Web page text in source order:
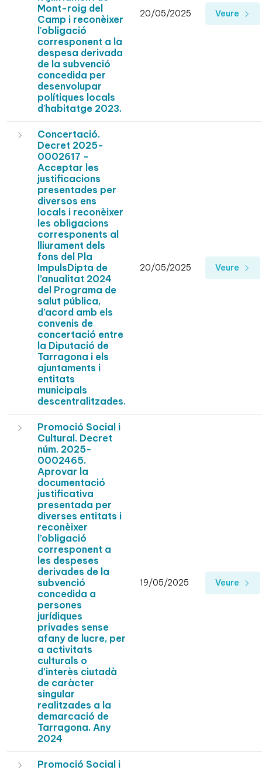
Mont-roig del
Camp i reconèixer
l'obligació
corresponent a la
despesa derivada
de la subvenció
concedida per
desenvolupar
polítiques locals
d'habitatge 2023.
20/05/2025 Veure
Concertació.
Decret 2025-
0002617 -
Acceptar les
justificacions
presentades per
diversos ens
locals i reconèixer
les obligacions
corresponents al
lliurament dels
fons del Pla
ImpulsDipta de
l’anualitat 2024
del Programa de
salut pública,
d’acord amb els
convenis de
concertació entre
la Diputació de
Tarragona i els
ajuntaments i
entitats
municipals
descentralitzades.
20/05/2025 Veure
Promoció Social i
Cultural. Decret
núm. 2025-
0002465.
Aprovar la
documentació
justificativa
presentada per
diverses entitats i
reconèixer
l’obligació
corresponent a
les despeses
derivades de la
subvenció
concedida a
persones
jurídiques
privades sense
afany de lucre, per
a activitats
culturals o
d’interès ciutadà
de caràcter
singular
realitzades a la
demarcació de
Tarragona. Any
2024
19/05/2025 Veure
Promoció Social i